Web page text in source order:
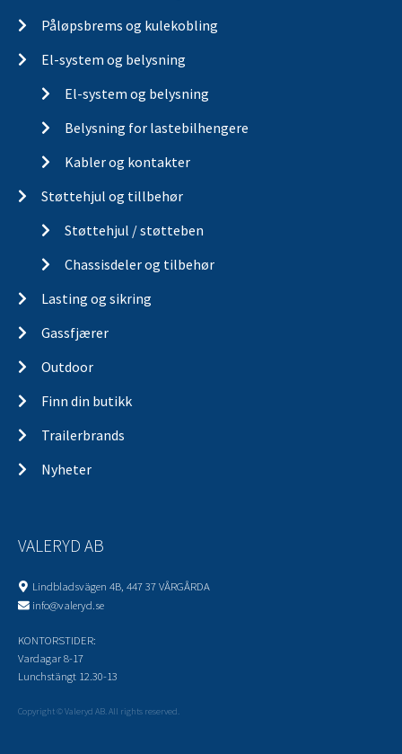
Påløpsbrems og kulekobling
El-system og belysning
El-system og belysning
Belysning for lastebilhengere
Kabler og kontakter
Støttehjul og tillbehør
Støttehjul / støtteben
Chassisdeler og tilbehør
Lasting og sikring
Gassfjærer
Outdoor
Finn din butikk
Trailerbrands
Nyheter
VALERYD AB
Lindbladsvägen 4B, 447 37 VÅRGÅRDA
info@valeryd.se
KONTORSTIDER:
Vardagar 8-17
Lunchstängt 12.30-13
Copyright © Valeryd AB. All rights reserved.